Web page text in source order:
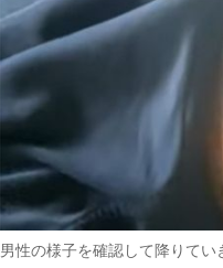
男性の様子を確認して降りてい